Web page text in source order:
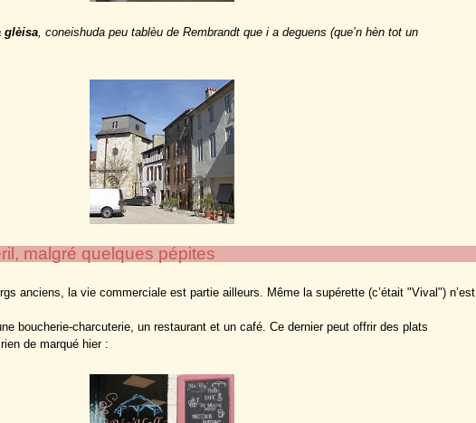
glèisa, coneishuda peu tablèu de Rembrandt que i a deguens (que’n hèn tot un
malgré quelques pépites
anciens, la vie commerciale est partie ailleurs. Même la supérette (c’était "Vival") n’est
boucherie-charcuterie, un restaurant et un café. Ce dernier peut offrir des plats
de marqué hier :